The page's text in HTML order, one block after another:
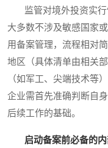
监管对境外投资实行“
大多数不涉及敏感国家
用备案管理，流程相对
地区（具体清单由相关
（如军工、尖端技术等
企业需首先准确判断自
后续工作的基础。
启动备案前必备的